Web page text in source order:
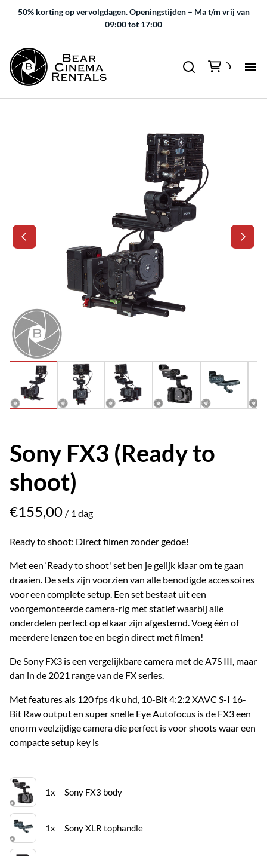
50% korting op vervolgdagen. Openingstijden – Ma t/m vrij van
09:00 tot 17:00
Sony FX3 (Ready to
shoot)
/
Ready to shoot: Direct filmen zonder gedoe!
Met een ‘Ready to shoot' set ben je gelijk klaar om te gaan
draaien. De sets zijn voorzien van alle benodigde accessoires
voor een complete setup. Een set bestaat uit een
voorgemonteerde camera-rig met statief waarbij alle
onderdelen perfect op elkaar zijn afgestemd. Voeg één of
meerdere lenzen toe en begin direct met filmen!
De Sony FX3 is een vergelijkbare camera met de A7S III, maar
dan in de 2021 range van de FX series.
Met features als 120 fps 4k uhd, 10-Bit 4:2:2 XAVC S-I 16-
Bit Raw output en super snelle Eye Autofocus is de FX3 een
enorm veelzijdige camera die perfect is voor shoots waar een
compacte setup key is